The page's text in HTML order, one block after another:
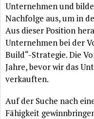
Unternehmen und
Nachfolge aus, um in
Aus dieser Position
Unternehmen bei der
Build“-Strategie. Die
Jahre, bevor wir das
verkauften.
Auf der Suche nach
Fähigkeit